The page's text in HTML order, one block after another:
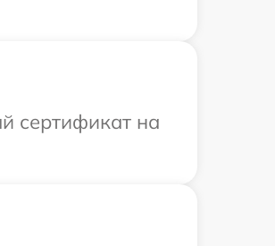
сертификат на